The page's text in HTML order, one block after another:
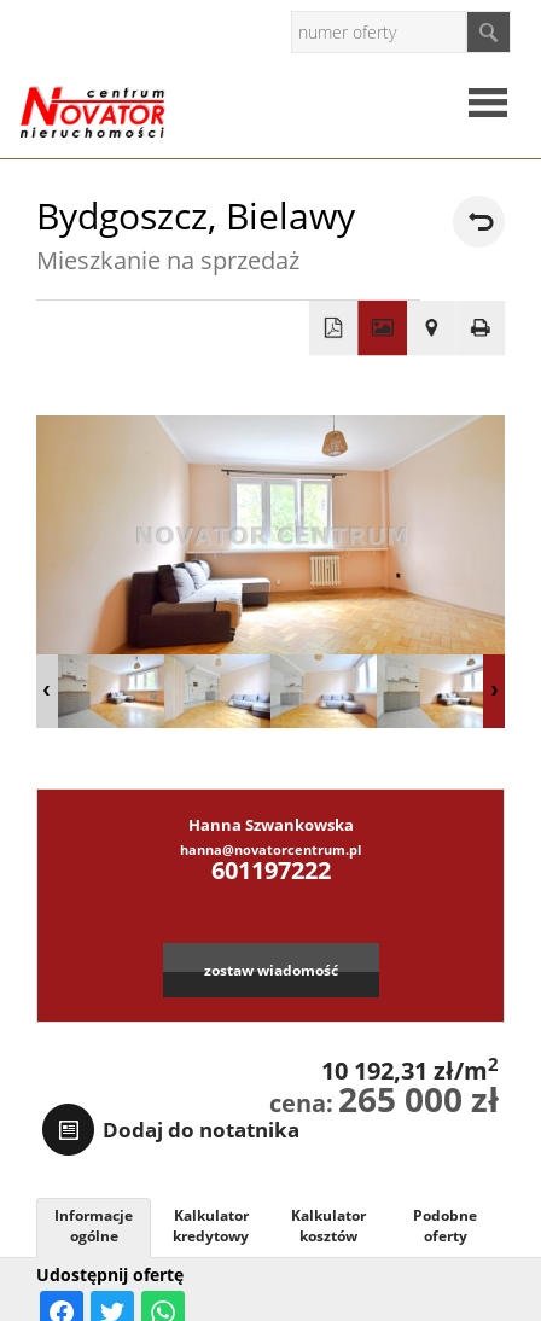
firmie
Dzialki
Lokale
Bydgoszcz, Bielawy
Mieszkanie na sprzedaż
−
Leaflet
Hanna Szwankowska
hanna@novatorcentrum.pl
601197222
zostaw wiadomość
10 192,31 zł/m2
cena: 265 000 zł
Dodaj do notatnika
Udostępnij ofertę
Informacje
ogólne
Kalkulator
kredytowy
Kalkulator
kosztów
Podobne
oferty